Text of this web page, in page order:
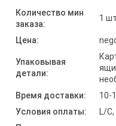
Количество мин
заказа:
1
Цена:
Упаковывая
детали:
Время доставки:
10-
Условия оплаты:
L/